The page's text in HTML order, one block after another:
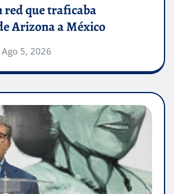
red que traficaba
Arizona a México
Ago 5, 2026